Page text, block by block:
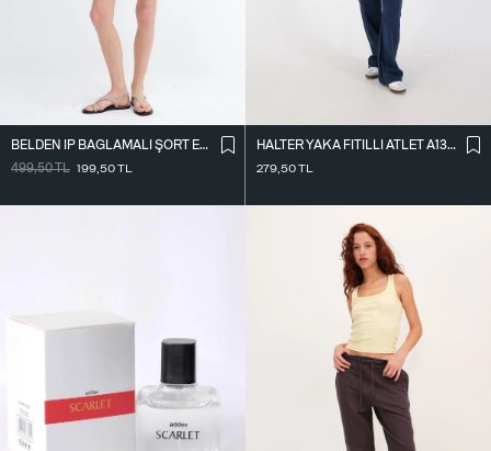
BELDEN İ̇P BAĞLAMALI ŞORT ETEK Ş16072-L7
499,50TL 199,50TL
HALTER YAKA FITILLI ATLET A13294-L7
279,50TL